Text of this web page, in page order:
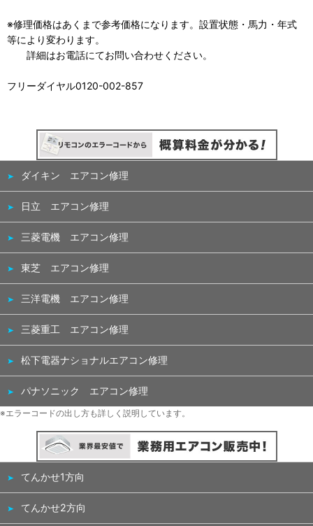
※修理価格はあくまで参考価格になります。設置状態・馬力・年式
等により変わります。
詳細はお電話にてお問い合わせください。
フリーダイヤル0120-002-857
ダイキン エアコン修理
日立 エアコン修理
三菱電機 エアコン修理
東芝 エアコン修理
三洋電機 エアコン修理
三菱重工 エアコン修理
松下電器ナショナルエアコン修理
パナソニック エアコン修理
※エラーコードの出し方も詳しく説明しています。
てんかせ1方向
てんかせ2方向